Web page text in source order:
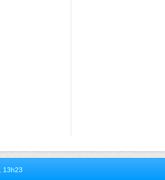
13h23